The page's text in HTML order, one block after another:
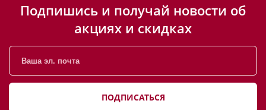
Подпишись и получай новости об
акциях и скидках
ПОДПИСАТЬСЯ